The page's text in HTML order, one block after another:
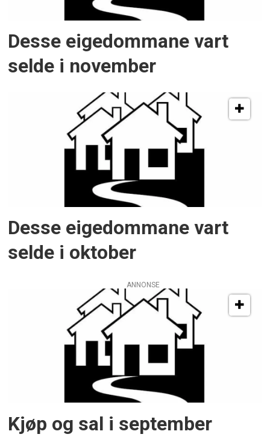
Desse eigedommane vart
selde i november
Desse eigedommane vart
selde i oktober
ANNONSE
Kjøp og sal i september